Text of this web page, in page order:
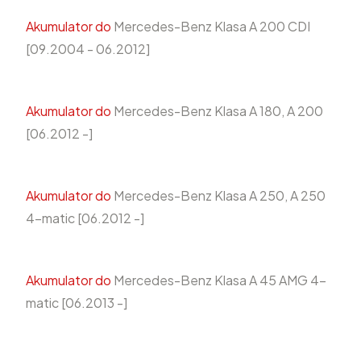
Akumulator do Mercedes-Benz Klasa A 200 CDI
[09.2004 - 06.2012]
Akumulator do Mercedes-Benz Klasa A 180, A 200
[06.2012 -]
Akumulator do Mercedes-Benz Klasa A 250, A 250
4-matic [06.2012 -]
Akumulator do Mercedes-Benz Klasa A 45 AMG 4-
matic [06.2013 -]